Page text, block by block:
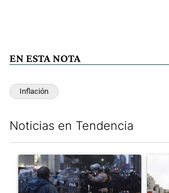
EN ESTA NOTA
Inflación
Noticias en Tendencia
Un artículo de tendencia con el título
Un